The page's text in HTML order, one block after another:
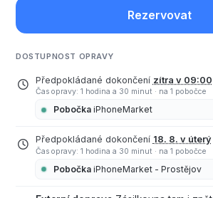
Rezervovat
DOSTUPNOST OPRAVY
Předpokládané dokončení zítra v 09:00
Čas opravy: 1 hodina a 30 minut · na 1 pobočce
Pobočka iPhoneMarket
Předpokládané dokončení 18. 8. v úterý
Čas opravy: 1 hodina a 30 minut · na 1 pobočce
Pobočka iPhoneMarket - Prostějov